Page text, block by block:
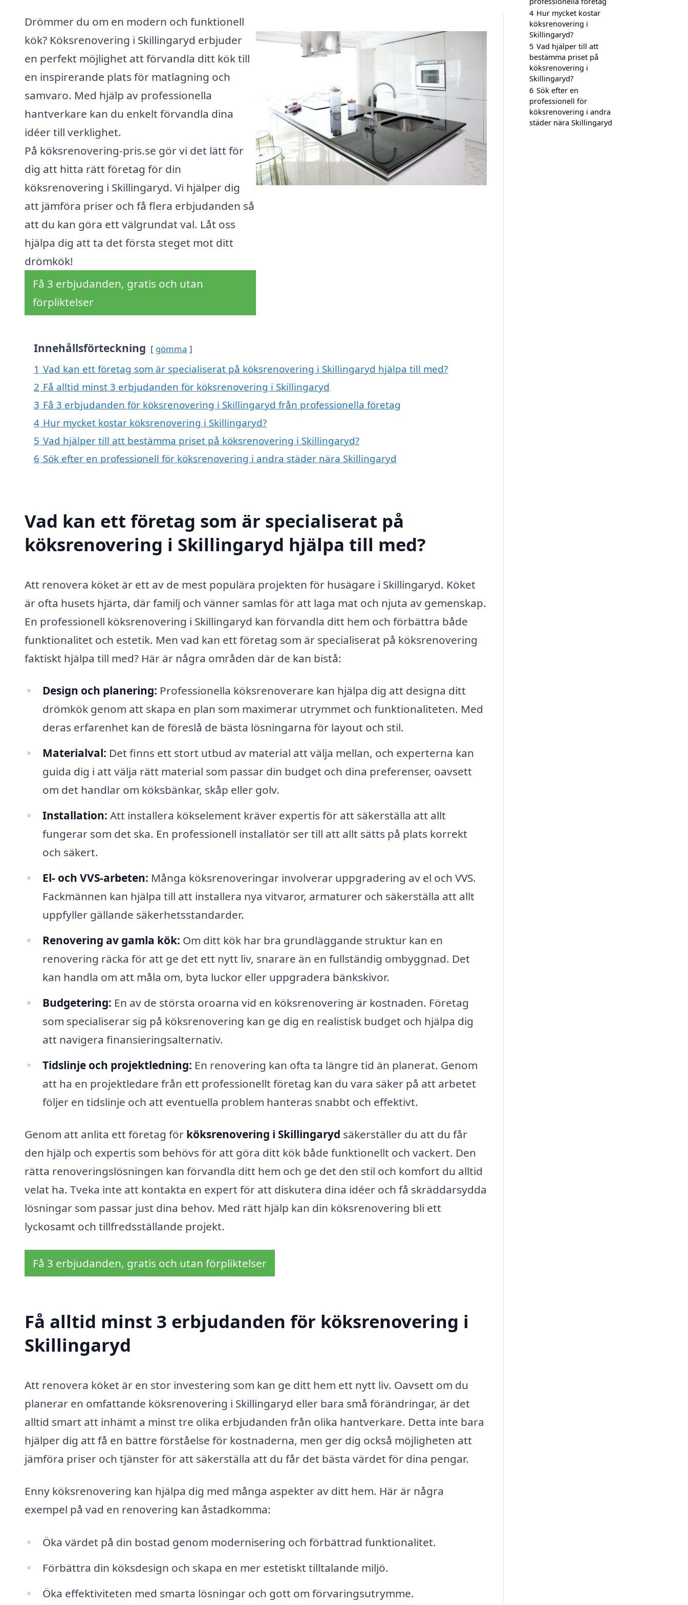
Drömmer du om en modern och funktionell
kök? Köksrenovering i Skillingaryd erbjuder
en perfekt möjlighet att förvandla ditt kök till
en inspirerande plats för matlagning och
samvaro. Med hjälp av professionella
hantverkare kan du enkelt förvandla dina
idéer till verklighet.
På köksrenovering-pris.se gör vi det lätt för
dig att hitta rätt företag för din
köksrenovering i Skillingaryd. Vi hjälper dig
att jämföra priser och få flera erbjudanden så
att du kan göra ett välgrundat val. Låt oss
hjälpa dig att ta det första steget mot ditt
drömkök!
Få 3 erbjudanden, gratis och utan
förpliktelser
Innehållsförteckning gömma
1 Vad kan ett företag som är specialiserat på köksrenovering i Skillingaryd hjälpa till med?
2 Få alltid minst 3 erbjudanden för köksrenovering i Skillingaryd
3 Få 3 erbjudanden för köksrenovering i Skillingaryd från professionella företag
4 Hur mycket kostar köksrenovering i Skillingaryd?
5 Vad hjälper till att bestämma priset på köksrenovering i Skillingaryd?
6 Sök efter en professionell för köksrenovering i andra städer nära Skillingaryd
Vad kan ett företag som är specialiserat på
köksrenovering i Skillingaryd hjälpa till med?
Att renovera köket är ett av de mest populära projekten för husägare i Skillingaryd. Köket
är ofta husets hjärta, där familj och vänner samlas för att laga mat och njuta av gemenskap.
En professionell köksrenovering i Skillingaryd kan förvandla ditt hem och förbättra både
funktionalitet och estetik. Men vad kan ett företag som är specialiserat på köksrenovering
faktiskt hjälpa till med? Här är några områden där de kan bistå:
Design och planering: Professionella köksrenoverare kan hjälpa dig att designa ditt
drömkök genom att skapa en plan som maximerar utrymmet och funktionaliteten. Med
deras erfarenhet kan de föreslå de bästa lösningarna för layout och stil.
Materialval: Det finns ett stort utbud av material att välja mellan, och experterna kan
guida dig i att välja rätt material som passar din budget och dina preferenser, oavsett
om det handlar om köksbänkar, skåp eller golv.
Installation: Att installera kökselement kräver expertis för att säkerställa att allt
fungerar som det ska. En professionell installatör ser till att allt sätts på plats korrekt
och säkert.
El- och VVS-arbeten: Många köksrenoveringar involverar uppgradering av el och VVS.
Fackmännen kan hjälpa till att installera nya vitvaror, armaturer och säkerställa att allt
uppfyller gällande säkerhetsstandarder.
Renovering av gamla kök: Om ditt kök har bra grundläggande struktur kan en
renovering räcka för att ge det ett nytt liv, snarare än en fullständig ombyggnad. Det
kan handla om att måla om, byta luckor eller uppgradera bänkskivor.
Budgetering: En av de största oroarna vid en köksrenovering är kostnaden. Företag
som specialiserar sig på köksrenovering kan ge dig en realistisk budget och hjälpa dig
att navigera finansieringsalternativ.
Tidslinje och projektledning: En renovering kan ofta ta längre tid än planerat. Genom
att ha en projektledare från ett professionellt företag kan du vara säker på att arbetet
följer en tidslinje och att eventuella problem hanteras snabbt och effektivt.
Genom att anlita ett företag för köksrenovering i Skillingaryd säkerställer du att du får
den hjälp och expertis som behövs för att göra ditt kök både funktionellt och vackert. Den
rätta renoveringslösningen kan förvandla ditt hem och ge det den stil och komfort du alltid
velat ha. Tveka inte att kontakta en expert för att diskutera dina idéer och få skräddarsydda
lösningar som passar just dina behov. Med rätt hjälp kan din köksrenovering bli ett
lyckosamt och tillfredsställande projekt.
Få 3 erbjudanden, gratis och utan förpliktelser
Få alltid minst 3 erbjudanden för köksrenovering i
Skillingaryd
Att renovera köket är en stor investering som kan ge ditt hem ett nytt liv. Oavsett om du
planerar en omfattande köksrenovering i Skillingaryd eller bara små förändringar, är det
alltid smart att inhämt a minst tre olika erbjudanden från olika hantverkare. Detta inte bara
hjälper dig att få en bättre förståelse för kostnaderna, men ger dig också möjligheten att
jämföra priser och tjänster för att säkerställa att du får det bästa värdet för dina pengar.
Enny köksrenovering kan hjälpa dig med många aspekter av ditt hem. Här är några
exempel på vad en renovering kan åstadkomma:
Öka värdet på din bostad genom modernisering och förbättrad funktionalitet.
Förbättra din köksdesign och skapa en mer estetiskt tilltalande miljö.
Öka effektiviteten med smarta lösningar och gott om förvaringsutrymme.
4 Hur mycket kostar
köksrenovering i
Skillingaryd?
5 Vad hjälper till att
bestämma priset på
köksrenovering i
Skillingaryd?
6 Sök efter en
professionell för
köksrenovering i andra
städer nära Skillingaryd